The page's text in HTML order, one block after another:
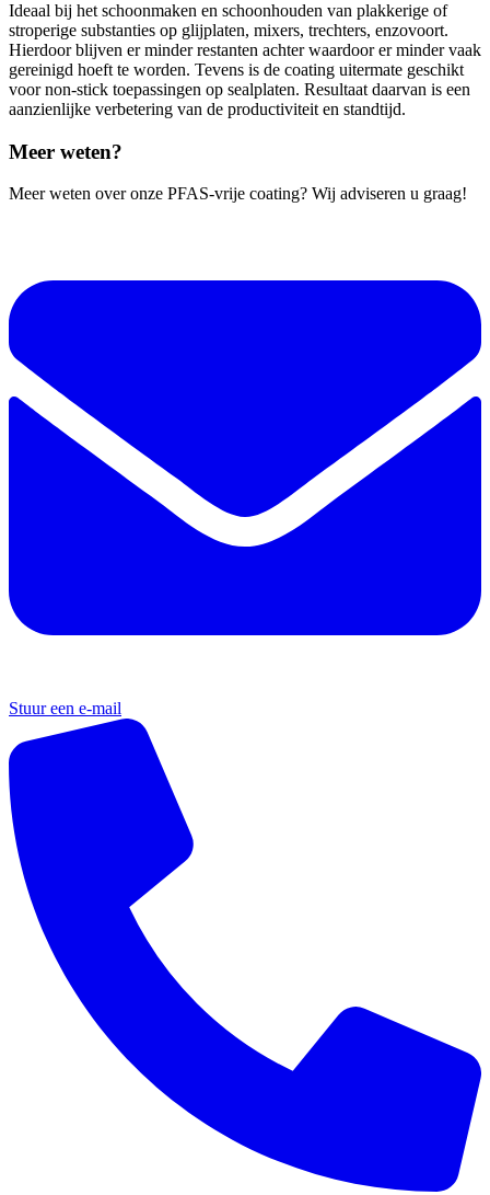
Ideaal bij het schoonmaken en schoonhouden van plakkerige of
stroperige substanties op glijplaten, mixers, trechters, enzovoort.
Hierdoor blijven er minder restanten achter waardoor er minder vaak
gereinigd hoeft te worden. Tevens is de coating uitermate geschikt
voor non-stick toepassingen op sealplaten. Resultaat daarvan is een
aanzienlijke verbetering van de productiviteit en standtijd.
Meer weten?
Meer weten over onze PFAS-vrije coating? Wij adviseren u graag!
Stuur een e-mail